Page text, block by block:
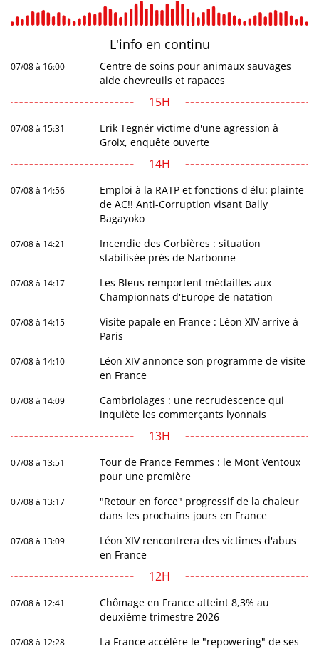
L'info en continu
07/08 à 16:00
Centre de soins pour animaux sauvages
aide chevreuils et rapaces
15H
07/08 à 15:31
Erik Tegnér victime d'une agression à
Groix, enquête ouverte
14H
07/08 à 14:56
Emploi à la RATP et fonctions d'élu: plainte
de AC!! Anti-Corruption visant Bally
Bagayoko
07/08 à 14:21
Incendie des Corbières : situation
stabilisée près de Narbonne
07/08 à 14:17
Les Bleus remportent médailles aux
Championnats d'Europe de natation
07/08 à 14:15
Visite papale en France : Léon XIV arrive à
Paris
07/08 à 14:10
Léon XIV annonce son programme de visite
en France
07/08 à 14:09
Cambriolages : une recrudescence qui
inquiète les commerçants lyonnais
13H
07/08 à 13:51
Tour de France Femmes : le Mont Ventoux
pour une première
07/08 à 13:17
"Retour en force" progressif de la chaleur
dans les prochains jours en France
07/08 à 13:09
Léon XIV rencontrera des victimes d'abus
en France
12H
07/08 à 12:41
Chômage en France atteint 8,3% au
deuxième trimestre 2026
07/08 à 12:28
La France accélère le "repowering" de ses